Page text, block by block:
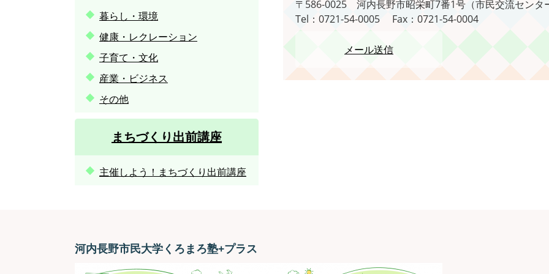
〒586-0025
河内長野市昭栄町7番1号（市民交流センタ
Tel：0721-54-0005
Fax：0721-54-0004
メール送信
暮らし・環境
健康・レクレーション
子育て・文化
産業・ビジネス
その他
まちづくり出前講座
主催しよう！まちづくり出前講座
河内長野市民大学くろまろ塾+プラス